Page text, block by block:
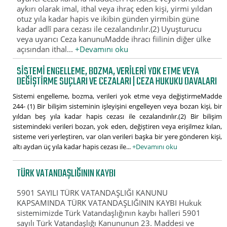
aykırı olarak imal, ithal veya ihraç eden kişi, yirmi yıldan
otuz yıla kadar hapis ve ikibin günden yirmibin güne
kadar adlî para cezası ile cezalandırılır.(2) Uyuşturucu
veya uyarıcı Ceza kanunuMadde ihracı fiilinin diğer ülke
açısından ithal...+Devamını oku
SISTEMI ENGELLEME, BOZMA, VERILERI YOK ETME VEYA
DEĞIŞTIRME SUÇLARI VE CEZALARI | CEZA HUKUKU DAVALARI
Sistemi engelleme, bozma, verileri yok etme veya değiştirmeMadde
244- (1) Bir bilişim sisteminin işleyişini engelleyen veya bozan kişi, bir
yıldan beş yıla kadar hapis cezası ile cezalandırılır.(2) Bir bilişim
sistemindeki verileri bozan, yok eden, değiştiren veya erişilmez kılan,
sisteme veri yerleştiren, var olan verileri başka bir yere gönderen kişi,
altı aydan üç yıla kadar hapis cezası ile...+Devamını oku
TÜRK VATANDAŞLIĞININ KAYBI
5901 SAYILI TÜRK VATANDAŞLIĞI KANUNU
KAPSAMINDA TÜRK VATANDAŞLIĞININ KAYBI Hukuk
sistemimizde Türk Vatandaşlığının kaybı halleri 5901
sayılı Türk Vatandaşlığı Kanununun 23. Maddesi ve